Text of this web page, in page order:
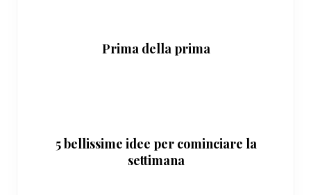
Prima della prima
5 bellissime idee per cominciare la
settimana